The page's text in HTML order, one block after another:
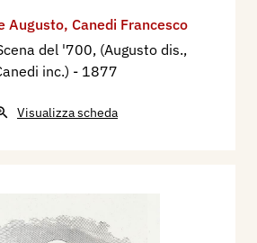
Augusto, Canedi Francesco
del '700, (Augusto dis.,
inc.) - 1877
Visualizza scheda